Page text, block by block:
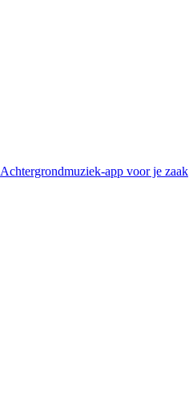
Achtergrondmuziek-app voor je zaak